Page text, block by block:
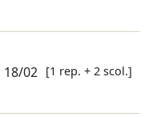
18/02 [1 rep. + 2 scol.]